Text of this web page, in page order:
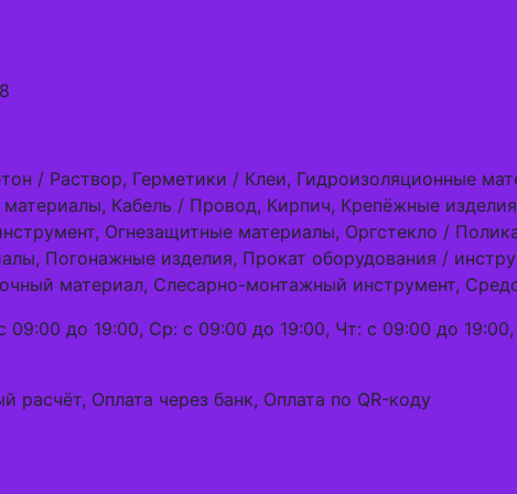
/ Раствор, Герметики / Клеи, Гидроизоляционные
Кабель / Провод, Кирпич, Крепёжные
Огнезащитные материалы, Оргстекло /
Погонажные изделия, Прокат оборудования /
материал, Слесарно-монтажный инструмент,
до 19:00, Ср: с 09:00 до 19:00, Чт: с 09:00 до
расчёт, Оплата через банк, Оплата по QR-коду